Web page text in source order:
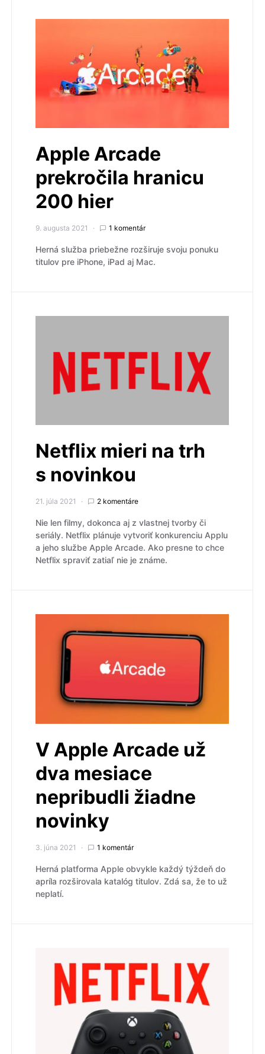
Apple Arcade
prekročila hranicu
200 hier
9. augusta 2021 1 komentár
Herná služba priebežne rozširuje svoju ponuku
titulov pre iPhone, iPad aj Mac.
Netflix mieri na trh
s novinkou
21. júla 2021 2 komentáre
Nie len filmy, dokonca aj z vlastnej tvorby či
seriály. Netflix plánuje vytvoriť konkurenciu Applu
a jeho službe Apple Arcade. Ako presne to chce
Netflix spraviť zatiaľ nie je známe.
V Apple Arcade už
dva mesiace
nepribudli žiadne
novinky
3. júna 2021 1 komentár
Herná platforma Apple obvykle každý týždeň do
apríla rozširovala katalóg titulov. Zdá sa, že to už
neplatí.